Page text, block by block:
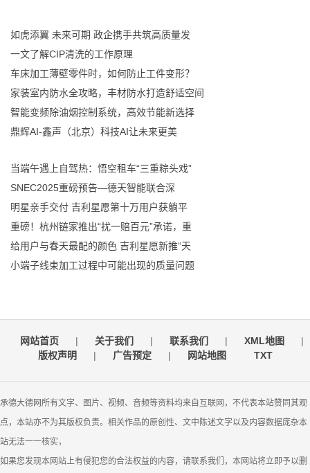
如虎添翼 未来可期 政企携手共筑高质量发
一文了解CIP清洗的工作原理
车床加工薄壁零件时，如何防止工件变形？
家装室内防水全攻略，丰材防水打造舒适空间
智能变频除油烟控制系统，高效节能新选择
鼎辉AI-鑫声（北京）科技AI让未来更美
当端午遇上自驾热：悟空租车“三重粽头戏”
SNEC2025重磅预告—德天智能联合深
明星亲手交付 吉利星愿第十万用户获躺平
重磅！杭州链家推出“扰一赔百元”承诺，重
给用户与春天最配的颜色 吉利星愿新推“天
小端子线束加工过程中可能出现的质量问题
网站首页 | 关于我们 | 联系我们 | XML地图
|
版权声明
| 广告预定 | 网站地图 TXT
承德大德网所有文字、图片、视频、音频等资料均来自互联网，不代表本站赞同其观
点，本站亦不为其版权负责。相关作品的原创性、文中陈述文字以及内容数据庞杂本
站无法一一核实，
如果您发现本网站上有侵犯您的合法权益的内容，请联系我们，本网站将立即予以删